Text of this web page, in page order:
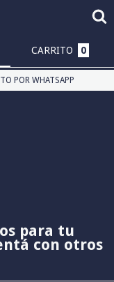
CARRITO 0
POR WHATSAPP
para tu
con otros